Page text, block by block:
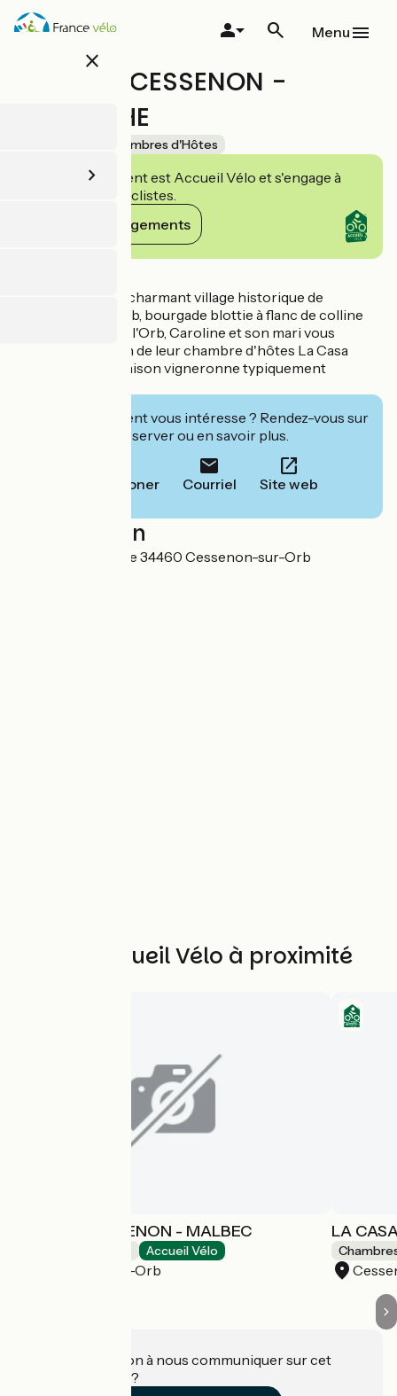
Aller
au
close
Menu
LA CASA CESSENON -
GRENACHE
Chambres d'Hôtes
Cet établissement est Accueil Vélo et s'engage à
accueillir des cyclistes.
Voir ses engagements
En plein cœur du charmant village historique de
Cessenon-sur-Orb, bourgade blottie à flanc de colline
sur une boucle de l'Orb, Caroline et son mari vous
accueillent au sein de leur chambre d'hôtes La Casa
Cessenon, une maison vigneronne typiquement
Cet établissement vous intéresse ? Rendez-vous sur
leur site pour réserver ou en savoir plus.
Téléphoner Courriel Site web
Localisation
29 rue de l'hospice 34460 Cessenon-sur-Orb
Autres Accueil Vélo à proximité
LA CASA CESSENON - MALBEC
Accueil Vélo
Cessenon-sur-Orb
LA
Une information à nous communiquer sur cet
établissement ?